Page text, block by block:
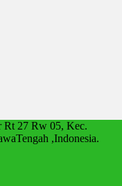
Rt 27 Rw 05, Kec.
,Indonesia.